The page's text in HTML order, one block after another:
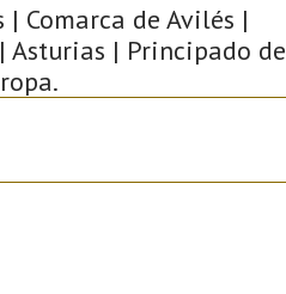
Comarca de Avilés |
Asturias | Principado de